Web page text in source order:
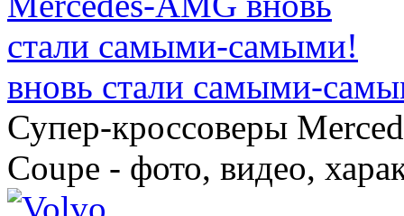
вновь стали самыми-
Супер-кроссоверы
Coupe - фото, видео,